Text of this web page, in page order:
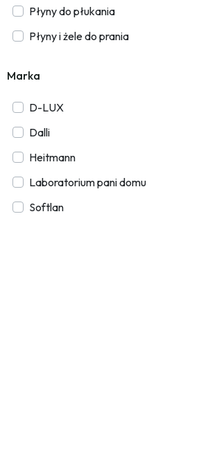
Płyny do płukania
Płyny i żele do prania
Marka
D-LUX
Dalli
Heitmann
Laboratorium pani domu
Softlan